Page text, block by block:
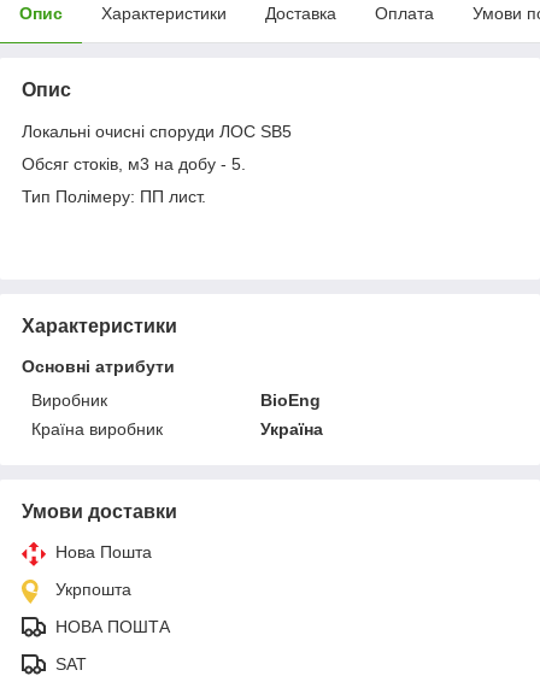
Опис Характеристики Доставка Оплата Умови
Опис
Локальні очисні споруди ЛОС ЅВ5
Обсяг стоків, м3 на добу - 5.
Тип Полімеру: ПП лист.
Характеристики
Основні атрибути
Виробник
BioEng
Країна виробник
Україна
Умови доставки
Нова Пошта
Укрпошта
НОВА ПОШТА
SAT